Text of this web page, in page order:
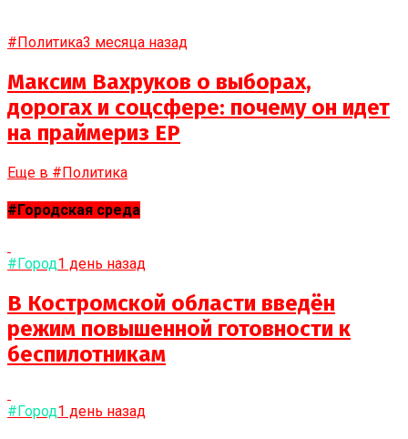
#Политика3 месяца назад
Максим Вахруков о выборах,
дорогах и соцсфере: почему он идет
на праймериз ЕР
Еще в #Политика
#Городская среда
#Город1 день назад
В Костромской области введён
режим повышенной готовности к
беспилотникам
#Город1 день назад